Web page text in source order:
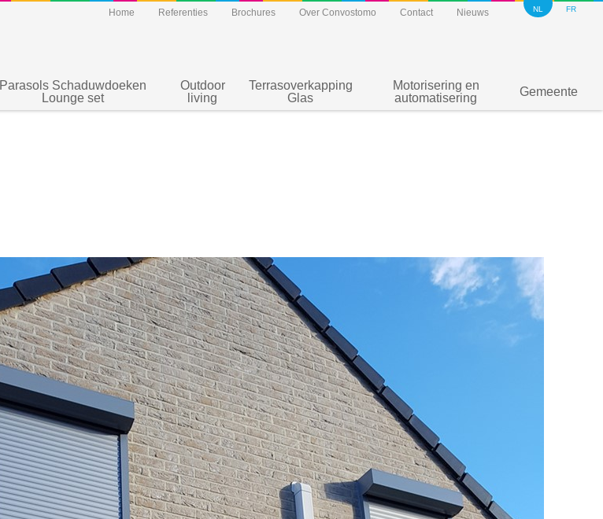
Home Referenties Brochures Over Convostomo Contact Nieuws NL FR
Parasols Schaduwdoeken
Lounge set
Outdoor
living
Terrasoverkapping
Glas
Motorisering en
automatisering
Gemeente